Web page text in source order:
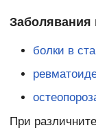
Заболявания
болки в
При